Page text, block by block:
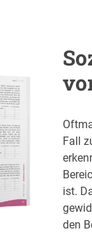
Fall
ist.
den